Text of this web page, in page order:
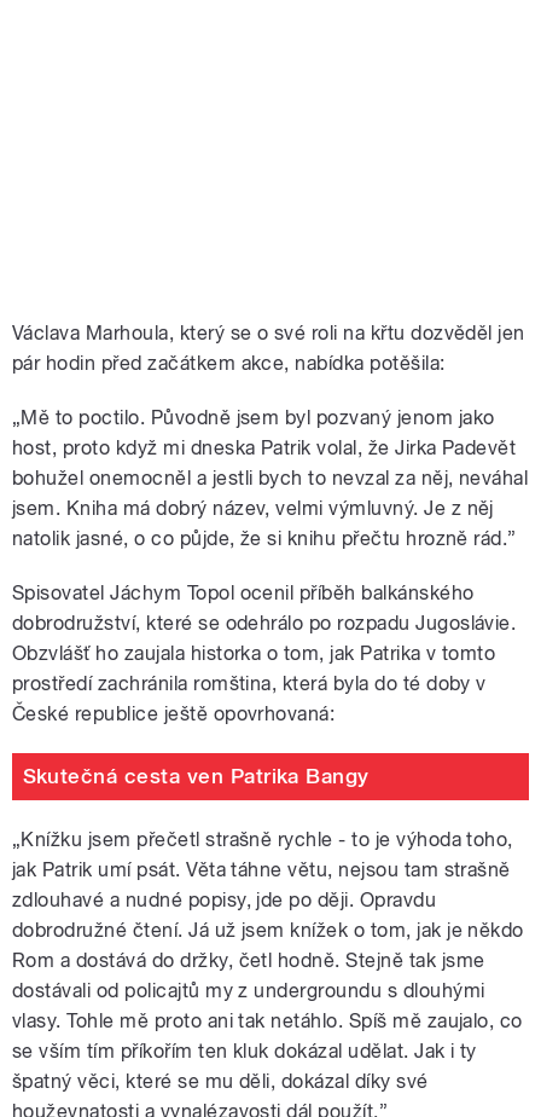
Václava Marhoula, který se o své roli na křtu dozvěděl jen
pár hodin před začátkem akce, nabídka potěšila:
„Mě to poctilo. Původně jsem byl pozvaný jenom jako
host, proto když mi dneska Patrik volal, že Jirka Padevět
bohužel onemocněl a jestli bych to nevzal za něj, neváhal
jsem. Kniha má dobrý název, velmi výmluvný. Je z něj
natolik jasné, o co půjde, že si knihu přečtu hrozně rád.”
Spisovatel Jáchym Topol ocenil příběh balkánského
dobrodružství, které se odehrálo po rozpadu Jugoslávie.
Obzvlášť ho zaujala historka o tom, jak Patrika v tomto
prostředí zachránila romština, která byla do té doby v
České republice ještě opovrhovaná:
Skutečná cesta ven Patrika Bangy
„Knížku jsem přečetl strašně rychle - to je výhoda toho,
jak Patrik umí psát. Věta táhne větu, nejsou tam strašně
zdlouhavé a nudné popisy, jde po ději. Opravdu
dobrodružné čtení. Já už jsem knížek o tom, jak je někdo
Rom a dostává do držky, četl hodně. Stejně tak jsme
dostávali od policajtů my z undergroundu s dlouhými
vlasy. Tohle mě proto ani tak netáhlo. Spíš mě zaujalo, co
se vším tím příkořím ten kluk dokázal udělat. Jak i ty
špatný věci, které se mu děli, dokázal díky své
houževnatosti a vynalézavosti dál použít.”